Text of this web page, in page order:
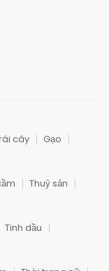
cây
Gạo
Thuỷ sản
Tinh dầu